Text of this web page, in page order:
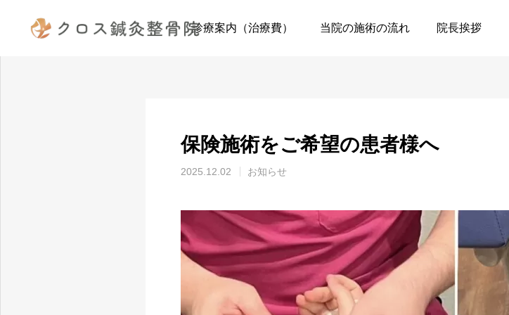
診療案内（治療費） 当院の施術の流れ 院長挨拶
お知らせ お知らせ 保険施術をご希望の患者様へ
保険施術をご希望の患者様へ
2025.12.02 お知らせ